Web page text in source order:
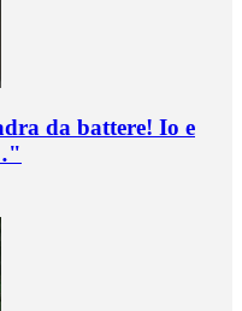
da battere! Io e